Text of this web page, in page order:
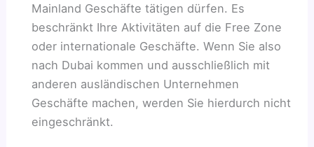
Mainland Geschäfte tätigen dürfen. Es
beschränkt Ihre Aktivitäten auf die Free Zone
oder internationale Geschäfte. Wenn Sie also
nach Dubai kommen und ausschließlich mit
anderen ausländischen Unternehmen
Geschäfte machen, werden Sie hierdurch nicht
eingeschränkt.